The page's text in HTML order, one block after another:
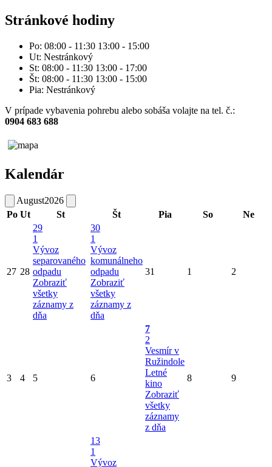
Stránkové hodiny
Po: 08:00 - 11:30 13:00 - 15:00
Ut: Nestránkový
St: 08:00 - 11:30 13:00 - 17:00
Št: 08:00 - 11:30 13:00 - 15:00
Pia: Nestránkový
V prípade vybavenia pohrebu alebo sobáša volajte na tel. č.:
0904 683 688
Kalendár
August2026
Po Ut St Št Pia So Ne
27 28
29
1
Vývoz
separovaného
odpadu
Zobraziť
všetky
záznamy z
dňa
30
1
Vývoz
komunálneho
odpadu
Zobraziť
všetky
záznamy z
dňa
31 1 2
3 4 5 6
7
2
Vesmír v
Ružindole
Letné
kino
Zobraziť
všetky
záznamy
z dňa
8 9
13
1
Vývoz